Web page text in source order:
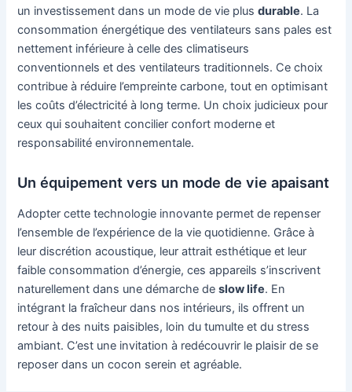
un investissement dans un mode de vie plusdurable. La
consommation énergétique des ventilateurs sans pales est
nettement inférieure à celle des climatiseurs
conventionnels et des ventilateurs traditionnels. Ce choix
contribue à réduire l’empreinte carbone, tout en optimisant
les coûts d’électricité à long terme. Un choix judicieux pour
ceux qui souhaitent concilier confort moderne et
responsabilité environnementale.
Un équipement vers un mode de vie apaisant
Adopter cette technologie innovante permet de repenser
l’ensemble de l’expérience de la vie quotidienne. Grâce à
leur discrétion acoustique, leur attrait esthétique et leur
faible consommation d’énergie, ces appareils s’inscrivent
naturellement dans une démarche deslow life. En
intégrant la fraîcheur dans nos intérieurs, ils offrent un
retour à des nuits paisibles, loin du tumulte et du stress
ambiant. C’est une invitation à redécouvrir le plaisir de se
reposer dans un cocon serein et agréable.